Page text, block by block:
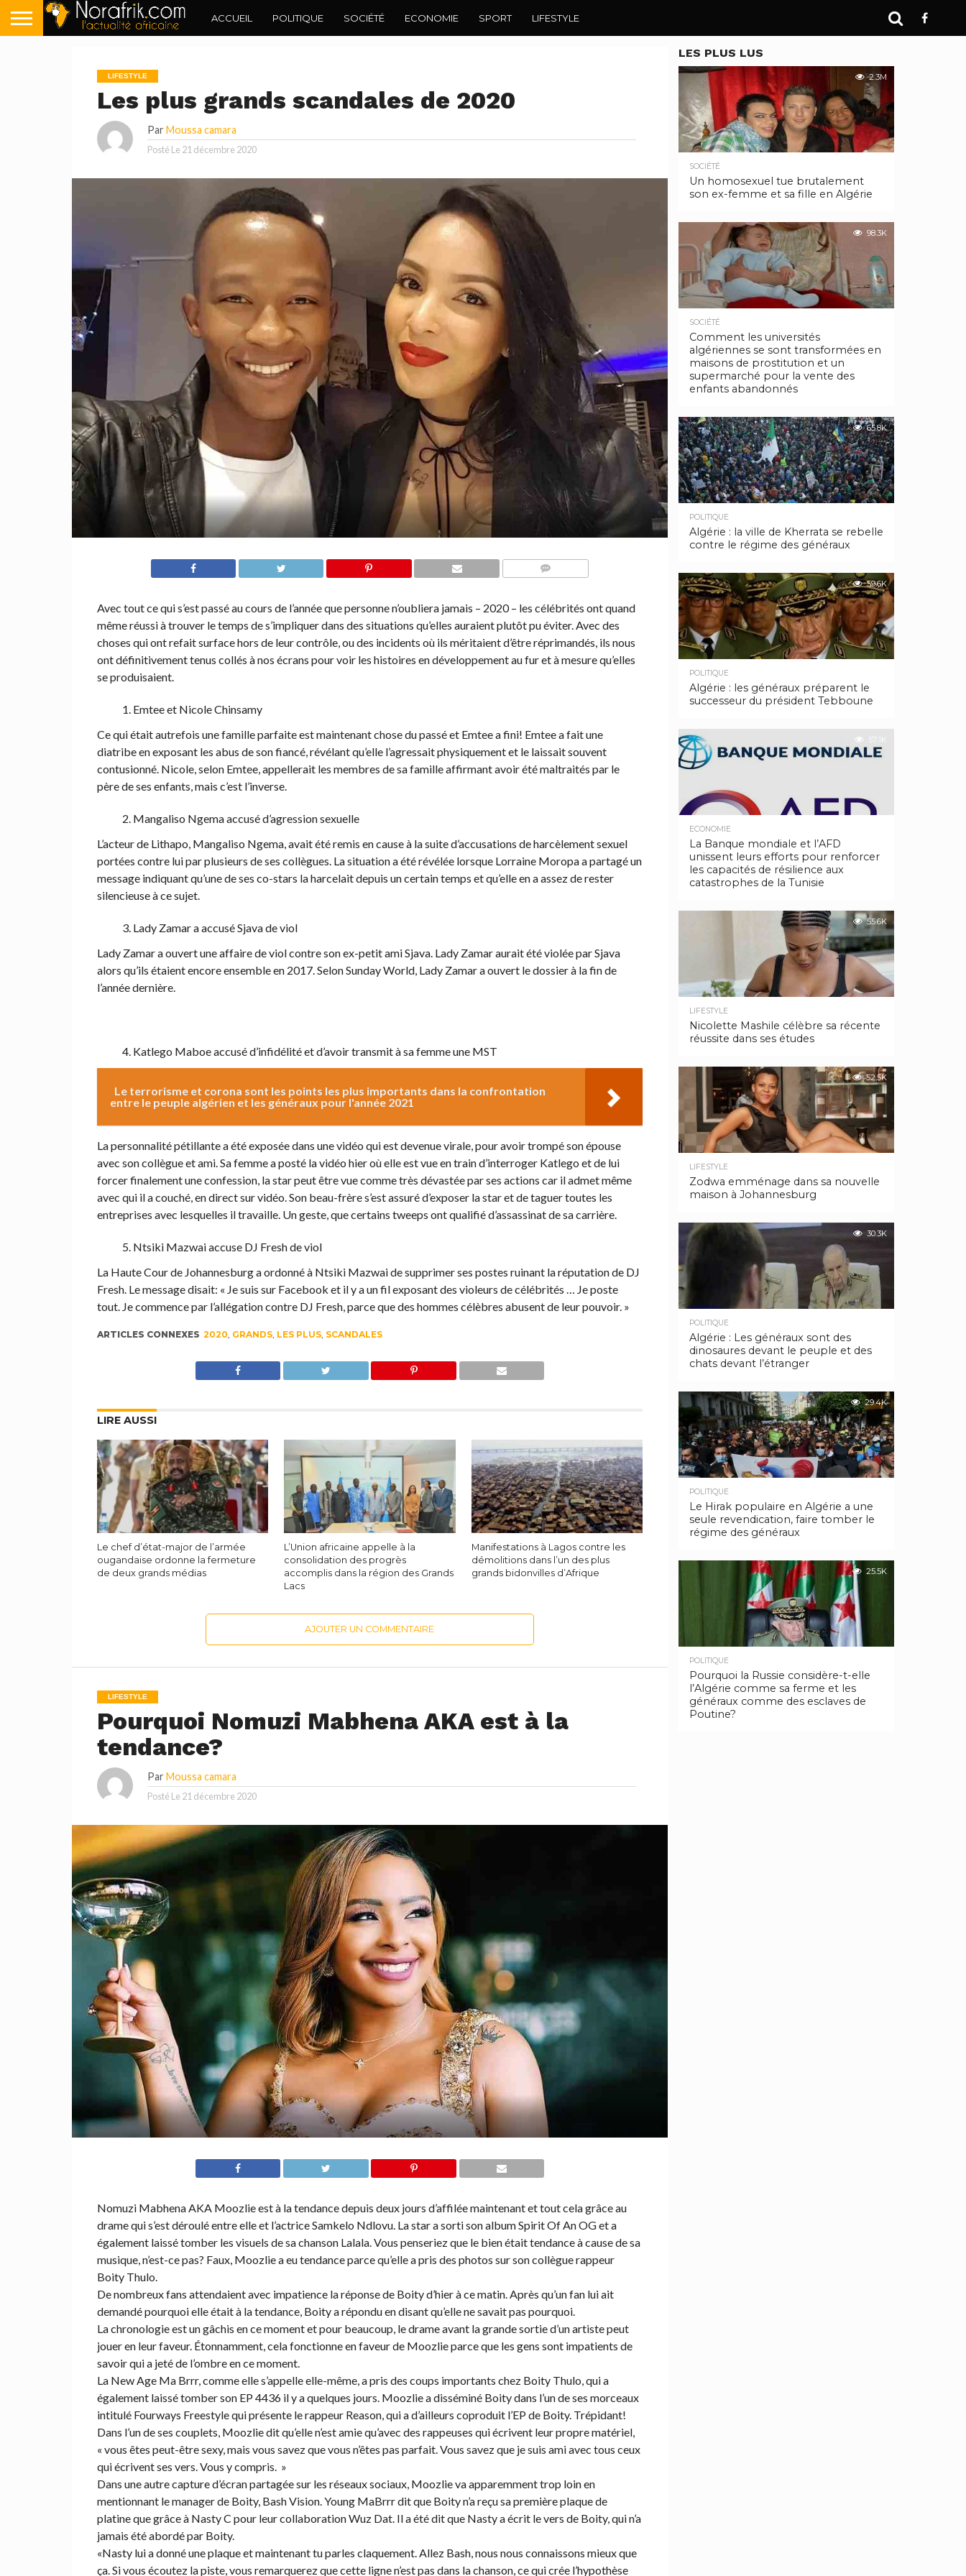
ACCUEIL POLITIQUE SOCIÉTÉ ECONOMIE SPORT LIFESTYLE
LIFESTYLE
Les plus grands scandales de 2020
Par Moussa camara
Posté Le 21 décembre 2020
Avec tout ce qui s’est passé au cours de l’année que personne n’oubliera jamais – 2020 – les célébrités ont quand
même réussi à trouver le temps de s’impliquer dans des situations qu’elles auraient plutôt pu éviter. Avec des
choses qui ont refait surface hors de leur contrôle, ou des incidents où ils méritaient d’être réprimandés, ils nous
ont définitivement tenus collés à nos écrans pour voir les histoires en développement au fur et à mesure qu’elles
se produisaient.
Emtee et Nicole Chinsamy
Ce qui était autrefois une famille parfaite est maintenant chose du passé et Emtee a fini! Emtee a fait une
diatribe en exposant les abus de son fiancé, révélant qu’elle l’agressait physiquement et le laissait souvent
contusionné. Nicole, selon Emtee, appellerait les membres de sa famille affirmant avoir été maltraités par le
père de ses enfants, mais c’est l’inverse.
Mangaliso Ngema accusé d’agression sexuelle
L’acteur de Lithapo, Mangaliso Ngema, avait été remis en cause à la suite d’accusations de harcèlement sexuel
portées contre lui par plusieurs de ses collègues. La situation a été révélée lorsque Lorraine Moropa a partagé un
message indiquant qu’une de ses co-stars la harcelait depuis un certain temps et qu’elle en a assez de rester
silencieuse à ce sujet.
Lady Zamar a accusé Sjava de viol
Lady Zamar a ouvert une affaire de viol contre son ex-petit ami Sjava. Lady Zamar aurait été violée par Sjava
alors qu’ils étaient encore ensemble en 2017. Selon Sunday World, Lady Zamar a ouvert le dossier à la fin de
l’année dernière.
Katlego Maboe accusé d’infidélité et d’avoir transmit à sa femme une MST
Le terrorisme et corona sont les points les plus importants dans la confrontation
entre le peuple algérien et les généraux pour l'année 2021
La personnalité pétillante a été exposée dans une vidéo qui est devenue virale, pour avoir trompé son épouse
avec son collègue et ami. Sa femme a posté la vidéo hier où elle est vue en train d’interroger Katlego et de lui
forcer finalement une confession, la star peut être vue comme très dévastée par ses actions car il admet même
avec qui il a couché, en direct sur vidéo. Son beau-frère s’est assuré d’exposer la star et de taguer toutes les
entreprises avec lesquelles il travaille. Un geste, que certains tweeps ont qualifié d’assassinat de sa carrière.
Ntsiki Mazwai accuse DJ Fresh de viol
La Haute Cour de Johannesburg a ordonné à Ntsiki Mazwai de supprimer ses postes ruinant la réputation de DJ
Fresh. Le message disait: « Je suis sur Facebook et il y a un fil exposant des violeurs de célébrités … Je poste
tout. Je commence par l’allégation contre DJ Fresh, parce que des hommes célèbres abusent de leur pouvoir. »
ARTICLES CONNEXES 2020, GRANDS, LES PLUS, SCANDALES
LIRE AUSSI
Le chef d’état-major de l’armée
ougandaise ordonne la fermeture
de deux grands médias
L’Union africaine appelle à la
consolidation des progrès
accomplis dans la région des Grands
Lacs
Manifestations à Lagos contre les
démolitions dans l’un des plus
grands bidonvilles d’Afrique
AJOUTER UN COMMENTAIRE
LIFESTYLE
Pourquoi Nomuzi Mabhena AKA est à la
tendance?
Par Moussa camara
Posté Le 21 décembre 2020
Nomuzi Mabhena AKA Moozlie est à la tendance depuis deux jours d’affilée maintenant et tout cela grâce au
drame qui s’est déroulé entre elle et l’actrice Samkelo Ndlovu. La star a sorti son album Spirit Of An OG et a
également laissé tomber les visuels de sa chanson Lalala. Vous penseriez que le bien était tendance à cause de sa
musique, n’est-ce pas? Faux, Moozlie a eu tendance parce qu’elle a pris des photos sur son collègue rappeur
Boity Thulo.
De nombreux fans attendaient avec impatience la réponse de Boity d’hier à ce matin. Après qu’un fan lui ait
demandé pourquoi elle était à la tendance, Boity a répondu en disant qu’elle ne savait pas pourquoi.
La chronologie est un gâchis en ce moment et pour beaucoup, le drame avant la grande sortie d’un artiste peut
jouer en leur faveur. Étonnamment, cela fonctionne en faveur de Moozlie parce que les gens sont impatients de
savoir qui a jeté de l’ombre en ce moment.
La New Age Ma Brrr, comme elle s’appelle elle-même, a pris des coups importants chez Boity Thulo, qui a
également laissé tomber son EP 4436 il y a quelques jours. Moozlie a disséminé Boity dans l’un de ses morceaux
intitulé Fourways Freestyle qui présente le rappeur Reason, qui a d’ailleurs coproduit l’EP de Boity. Trépidant!
Dans l’un de ses couplets, Moozlie dit qu’elle n’est amie qu’avec des rappeuses qui écrivent leur propre matériel,
« vous êtes peut-être sexy, mais vous savez que vous n’êtes pas parfait. Vous savez que je suis ami avec tous ceux
qui écrivent ses vers. Vous y compris. »
Dans une autre capture d’écran partagée sur les réseaux sociaux, Moozlie va apparemment trop loin en
mentionnant le manager de Boity, Bash Vision. Young MaBrrr dit que Boity n’a reçu sa première plaque de
platine que grâce à Nasty C pour leur collaboration Wuz Dat. Il a été dit que Nasty a écrit le vers de Boity, qui n’a
jamais été abordé par Boity.
«Nasty lui a donné une plaque et maintenant tu parles claquement. Allez Bash, nous nous connaissons mieux que
ça. Si vous écoutez la piste, vous remarquerez que cette ligne n’est pas dans la chanson, ce qui crée l’hypothèse
LES PLUS LUS
2.3M
SOCIÉTÉ
Un homosexuel tue brutalement
son ex-femme et sa fille en Algérie
98.3K
SOCIÉTÉ
Comment les universités
algériennes se sont transformées en
maisons de prostitution et un
supermarché pour la vente des
enfants abandonnés
65.8K
POLITIQUE
Algérie : la ville de Kherrata se rebelle
contre le régime des généraux
59.6K
POLITIQUE
Algérie : les généraux préparent le
successeur du président Tebboune
57.1K
ECONOMIE
La Banque mondiale et l’AFD
unissent leurs efforts pour renforcer
les capacités de résilience aux
catastrophes de la Tunisie
55.6K
LIFESTYLE
Nicolette Mashile célèbre sa récente
réussite dans ses études
52.5K
LIFESTYLE
Zodwa emménage dans sa nouvelle
maison à Johannesburg
30.3K
POLITIQUE
Algérie : Les généraux sont des
dinosaures devant le peuple et des
chats devant l’étranger
29.4K
POLITIQUE
Le Hirak populaire en Algérie a une
seule revendication, faire tomber le
régime des généraux
25.5K
POLITIQUE
Pourquoi la Russie considère-t-elle
l’Algérie comme sa ferme et les
généraux comme des esclaves de
Poutine?